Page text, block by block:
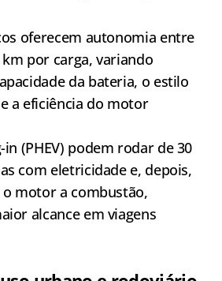
oferecem autonomia entre
km por carga, variando
da bateria, o estilo
a eficiência do motor
(PHEV) podem rodar de 30
com eletricidade e, depois,
motor a combustão,
alcance em viagens